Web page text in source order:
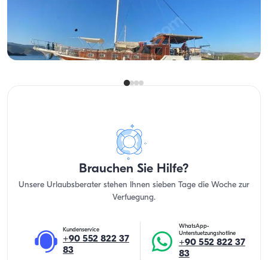
Segeln 6 Pers. · 3 Kabine · 16.00m
51.610 TL
Verfügbarkeit & Preis ansehen
Brauchen Sie Hilfe?
Unsere Urlaubsberater stehen Ihnen sieben Tage die Woche zur
Verfuegung.
Kundenservice
+90 552 822 37
83
WhatsApp-
Unterstuetzungshotline
+90 552 822 37
83